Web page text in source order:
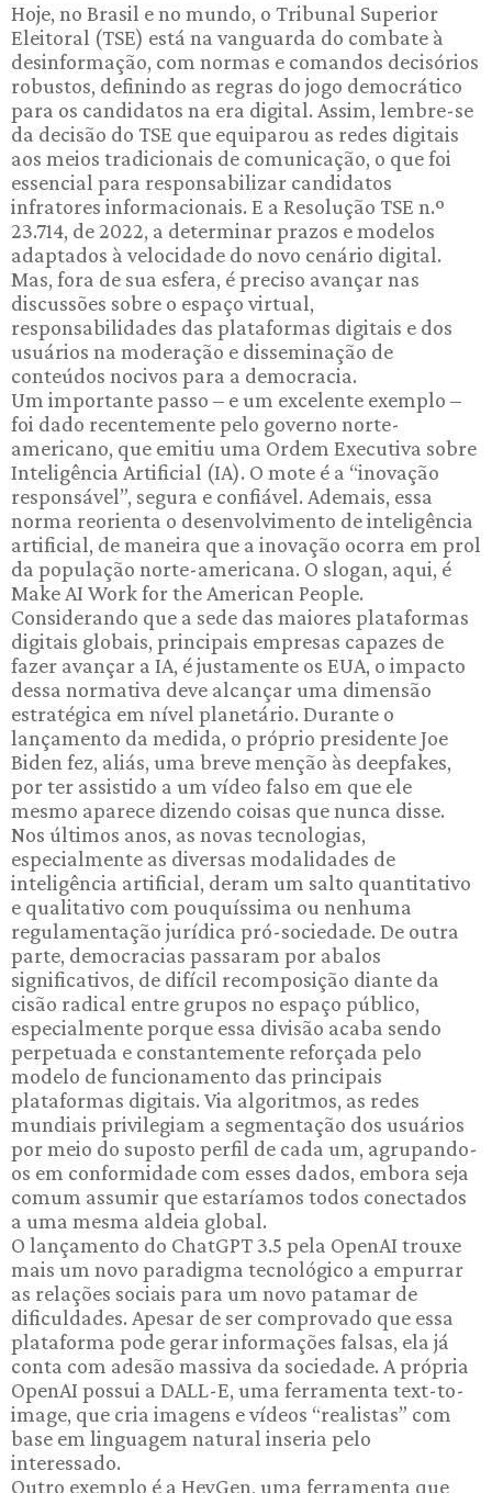
Hoje, no Brasil e no mundo, o Tribunal Superior
Eleitoral (TSE) está na vanguarda do combate à
desinformação, com normas e comandos decisórios
robustos, definindo as regras do jogo democrático
para os candidatos na era digital. Assim, lembre-se
da decisão do TSE que equiparou as redes digitais
aos meios tradicionais de comunicação, o que foi
essencial para responsabilizar candidatos
infratores informacionais. E a Resolução TSE n.º
23.714, de 2022, a determinar prazos e modelos
adaptados à velocidade do novo cenário digital.
Mas, fora de sua esfera, é preciso avançar nas
discussões sobre o espaço virtual,
responsabilidades das plataformas digitais e dos
usuários na moderação e disseminação de
conteúdos nocivos para a democracia.
Um importante passo – e um excelente exemplo –
foi dado recentemente pelo governo norte-
americano, que emitiu uma Ordem Executiva sobre
Inteligência Artificial (IA). O mote é a “inovação
responsável”, segura e confiável. Ademais, essa
norma reorienta o desenvolvimento de inteligência
artificial, de maneira que a inovação ocorra em prol
da população norte-americana. O slogan, aqui, é
Make AI Work for the American People.
Considerando que a sede das maiores plataformas
digitais globais, principais empresas capazes de
fazer avançar a IA, é justamente os EUA, o impacto
dessa normativa deve alcançar uma dimensão
estratégica em nível planetário. Durante o
lançamento da medida, o próprio presidente Joe
Biden fez, aliás, uma breve menção às deepfakes,
por ter assistido a um vídeo falso em que ele
mesmo aparece dizendo coisas que nunca disse.
Nos últimos anos, as novas tecnologias,
especialmente as diversas modalidades de
inteligência artificial, deram um salto quantitativo
e qualitativo com pouquíssima ou nenhuma
regulamentação jurídica pró-sociedade. De outra
parte, democracias passaram por abalos
significativos, de difícil recomposição diante da
cisão radical entre grupos no espaço público,
especialmente porque essa divisão acaba sendo
perpetuada e constantemente reforçada pelo
modelo de funcionamento das principais
plataformas digitais. Via algoritmos, as redes
mundiais privilegiam a segmentação dos usuários
por meio do suposto perfil de cada um, agrupando-
os em conformidade com esses dados, embora seja
comum assumir que estaríamos todos conectados
a uma mesma aldeia global.
O lançamento do ChatGPT 3.5 pela OpenAI trouxe
mais um novo paradigma tecnológico a empurrar
as relações sociais para um novo patamar de
dificuldades. Apesar de ser comprovado que essa
plataforma pode gerar informações falsas, ela já
conta com adesão massiva da sociedade. A própria
OpenAI possui a DALL-E, uma ferramenta text-to-
image, que cria imagens e vídeos “realistas” com
base em linguagem natural inseria pelo
interessado.
Outro exemplo é a HeyGen, uma ferramenta que